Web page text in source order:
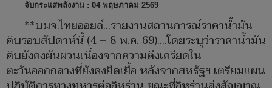
จับกระแสพลังงาน : 04 พฤษภาคม 2569
**บมจ.ไทยออยล์...รายงานสถานการณ์ราคาน้ำมัน
ดิบรอบสัปดาห์นี้ (4 – 8 พ.ค. 69)....โดยระบุว่าราคาน้ำมัน
ดิบยังคงผันผวนเนื่องจากความตึงเครียดใน
ตะวันออกกลางที่ยังคงยืดเยื้อ หลังจากสหรัฐฯ เตรียมแผน